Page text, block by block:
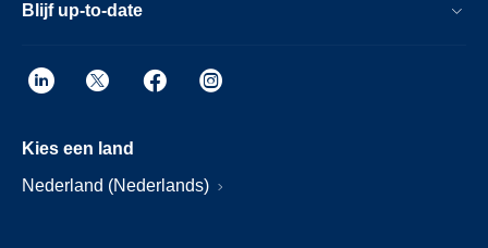
Blijf up-to-date
Kies een land
Nederland (Nederlands)